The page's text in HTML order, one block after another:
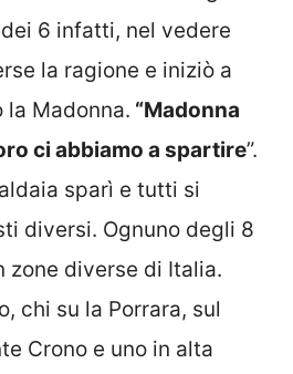
6 infatti, nel vedere
la ragione e iniziò a
la Madonna. “Madonna
ci abbiamo a spartire”.
sparì e tutti si
diversi. Ognuno degli 8
diverse di Italia.
chi su la Porrara, sul
Crono e uno in alta